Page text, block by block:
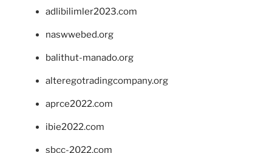
adlibilimler2023.com
naswwebed.org
balithut-manado.org
alteregotradingcompany.org
aprce2022.com
ibie2022.com
sbcc-2022.com